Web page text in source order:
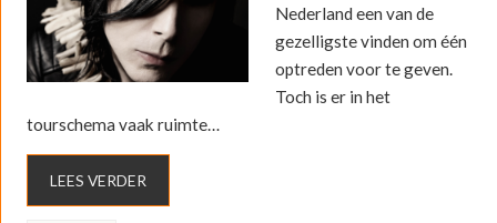
Nederland een van de
gezelligste vinden om één
optreden voor te geven.
Toch is er in het
tourschema vaak ruimte…
LEES VERDER